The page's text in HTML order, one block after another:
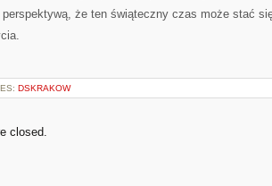
perspektywą, że ten świąteczny czas może stać
DSKRAKOW
closed.